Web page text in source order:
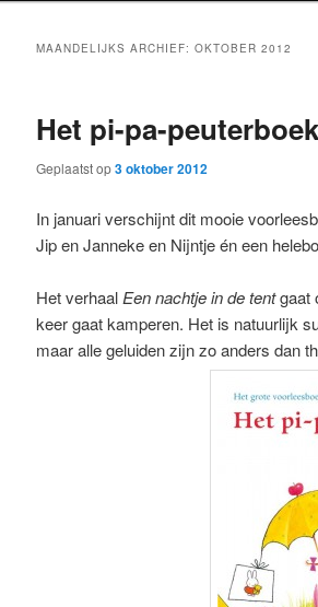
MAANDELIJKS ARCHIEF: OKTOBER 2012
Het pi-pa-peuterboek
Geplaatst op3 oktober 2012
In januari verschijnt dit mooie
Jip en Janneke en Nijntje én een
Het verhaal Een nachtje in de tentgaat
keer gaat kamperen. Het is natuurlijk
maar alle geluiden zijn zo anders dan